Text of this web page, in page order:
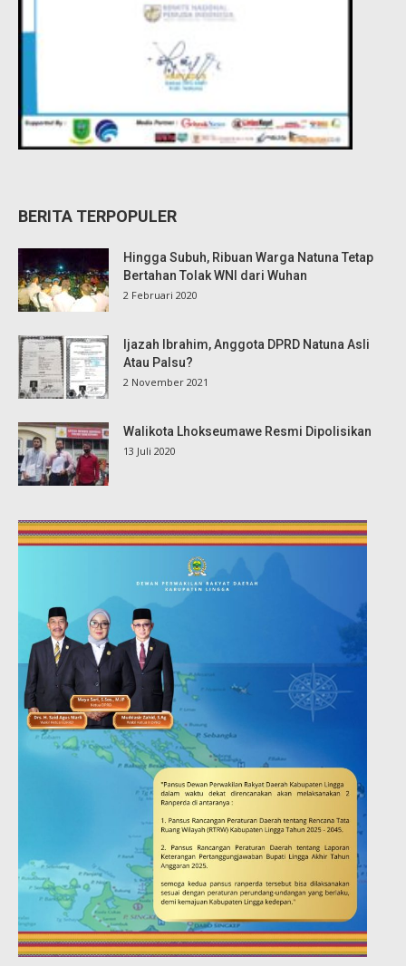
BERITA TERPOPULER
Hingga Subuh, Ribuan Warga Natuna Tetap
Bertahan Tolak WNI dari Wuhan
2 Februari 2020
Ijazah Ibrahim, Anggota DPRD Natuna Asli
Atau Palsu?
2 November 2021
Walikota Lhokseumawe Resmi Dipolisikan
13 Juli 2020